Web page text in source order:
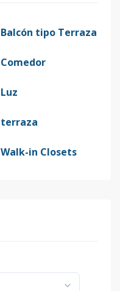
Balcón tipo Terraza
Comedor
Luz
terraza
Walk-in Closets